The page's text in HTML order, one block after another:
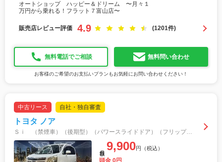
オートショップ ハッピー＆ドリーム 〜月々１
万円から乗れる！フラット７富山店〜
販売店レビュー評価 4.9 (1201件)
無料電話でご相談 無料問い合わせ
お客様のご希望のお支払いプランもお気軽にお問い合わせください！
中古リース 自社・独自審査
トヨタ ノア
Ｓｉ （禁煙車）（後期型）（パワースライドドア）（フリップダウンモニター）（純正ＳＤナビ）（バックカメラ）（ビルトインＥＴＣ）（フルセグＴＶ）（パドルシフト）（ＣＤ＆ＤＶＤ再生）（純正１６インチＡＷ）
9,900円（税込）
頭金 0円